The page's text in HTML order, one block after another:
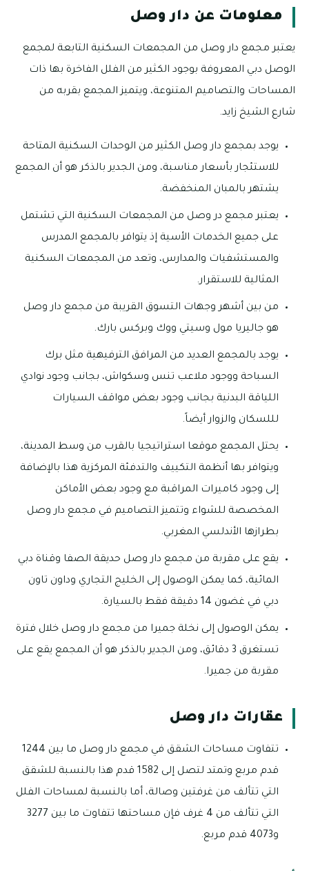
معلومات عن دار وصل
يعتبر مجمع دار وصل من المجمعات السكنية التابعة لمجمع
الوصل دبي المعروفة بوجود الكثير من الفلل الفاخرة بها ذات
المساحات والتصاميم المتنوعة، ويتميز المجمع بقربه من
شارع الشيخ زايد.
يوجد بمجمع دار وصل الكثير من الوحدات السكنية المتاحة
للاستئجار بأسعار مناسبة، ومن الجدير بالذكر هو أن المجمع
يشتهر بالمبان المنخفضة.
يعتبر مجمع در وصل من المجمعات السكنية التي تشتمل
على جميع الخدمات الأسية إذ يتوافر بالمجمع المدرس
والمستشفيات والمدارس، وتعد من المجمعات السكنية
المثالية للاستقرار.
من بين أشهر وجهات التسوق القريبة من مجمع دار وصل
هو جاليريا مول وسيتي ووك وبركس بارك.
يوجد بالمجمع العديد من المرافق الترفيهية مثل برك
السباحة ووجود ملاعب تنس وسكواش، بجانب وجود نوادي
اللياقة البدنية بجانب وجود بعض مواقف السيارات
لللسكان والزوار أيضاً.
يحتل المجمع موقعا استراتيجيا بالقرب من وسط المدينة،
ويتوافر بها أنظمة التكييف والتدفئة المركزية هذا بالإضافة
إلى وجود كاميرات المراقبة مع وجود بعض الأماكن
المخصصة للشواء وتتميز التصاميم في مجمع دار وصل
بطرازها الأندلسي المغربي.
يقع على مقربة من مجمع دار وصل حديقة الصفا وقناة دبي
المائية، كما يمكن الوصول إلى الخليج التجاري وداون تاون
دبي في غضون 14 دقيقة فقط بالسيارة.
يمكن الوصول إلى نخلة جميرا من مجمع دار وصل خلال فترة
تستغرق 3 دقائق، ومن الجدير بالذكر هو أن المجمع يقع على
مقربة من جميرا.
عقارات دار وصل
تتفاوت مساحات الشقق في مجمع دار وصل ما بين 1244
قدم مربع وتمتد لتصل إلى 1582 قدم هذا بالنسبة للشقق
التي تتألف من غرفتين وصالة، أما بالنسبة لمساحات الفلل
التي تتألف من 4 غرف فإن مساحتها تتفاوت ما بين 3277
و4073 قدم مربع.